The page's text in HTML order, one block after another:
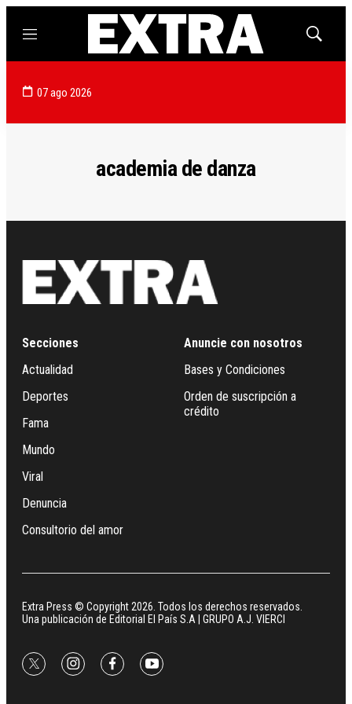
Menú
Mostrar
07 ago 2026
academia de danza
Secciones
Actualidad
Deportes
Fama
Mundo
Viral
Denuncia
Consultorio del amor
Anuncie con nosotros
Bases y Condiciones
Orden de suscripción a
crédito
Extra Press © Copyright 2026. Todos los derechos reservados.
Una publicación de Editorial El País S.A | GRUPO A.J. VIERCI
twitterinstagramfacebookyoutube